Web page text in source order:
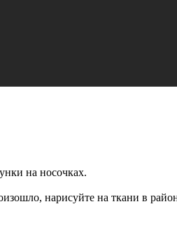
на носочках.
нарисуйте на ткани в